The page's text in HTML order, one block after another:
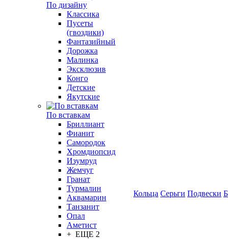
По дизайну
Классика
Пусеты
(гвоздики)
Фантазийный
Дорожка
Малинка
Эксклюзив
Конго
Детские
Якутские
По вставкам
Бриллиант
Фианит
Самородок
Хромдиопсид
Изумруд
Жемчуг
Гранат
Турмалин
Аквамарин
Танзанит
Опал
Аметист
+ ЕЩЕ 2
Кольца Серьги Подвески